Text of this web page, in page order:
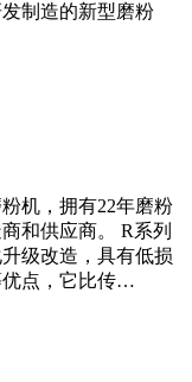
制造的新型磨粉
机，拥有22年磨粉
和供应商。 R系列
级改造，具有低损
优点，它比传…